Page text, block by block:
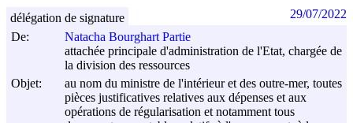
De:
Natacha Bourghart Partie
attachée principale d'administration de l'Etat, chargée de
la division des ressources
Objet:
au nom du ministre de l'intérieur et des outre-mer, toutes
pièces justificatives relatives aux dépenses et aux
opérations de régularisation et notamment tous
délégation de signature 29/07/2022